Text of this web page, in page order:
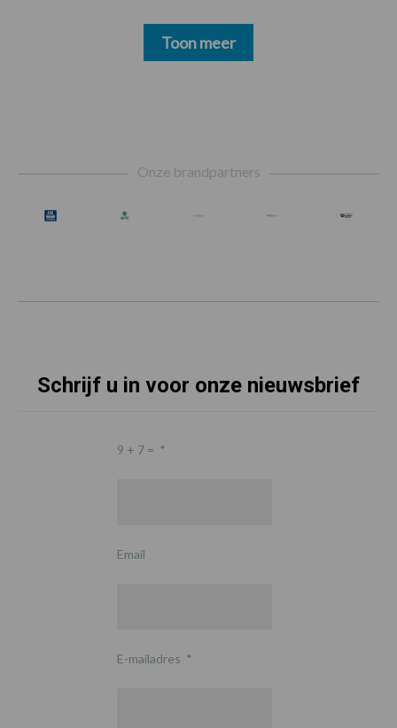
Toon meer
Onze brandpartners
Schrijf u in voor onze nieuwsbrief
9 + 7 = *
Email
E-mailadres *